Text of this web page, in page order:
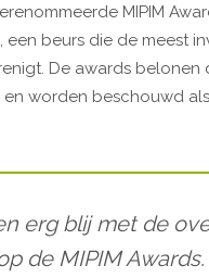
MIPIM
een beurs die de meest
De awards belonen
worden beschouwd
erg blij met de
de MIPIM